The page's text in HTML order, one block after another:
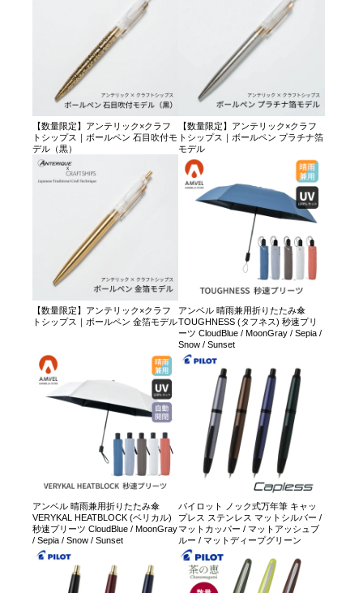
【数量限定】アンテリック×クラフ
トシップス｜ボールペン 石目吹付モ
デル（黒）
【数量限定】アンテリック×クラフ
トシップス｜ボールペン プラチナ箔
モデル
【数量限定】アンテリック×クラフ
トシップス｜ボールペン 金箔モデル
アンベル 晴雨兼用折りたたみ傘
TOUGHNESS (タフネス) 秒速プリ
ーツ CloudBlue / MoonGray / Sepia /
Snow / Sunset
アンベル 晴雨兼用折りたたみ傘
VERYKAL HEATBLOCK (ベリカル)
秒速プリーツ CloudBlue / MoonGray
/ Sepia / Snow / Sunset
パイロット ノック式万年筆 キャッ
プレス ステンレス マットシルバー /
マットカッパー / マットアッシュブ
ルー / マットディープグリーン